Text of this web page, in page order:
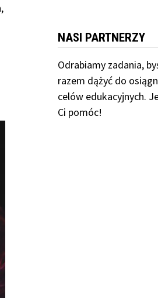
NASI PARTNERZY
Odrabiamyzadania,
razem dążyć do
celów edukacyjnych.
Ci pomóc!